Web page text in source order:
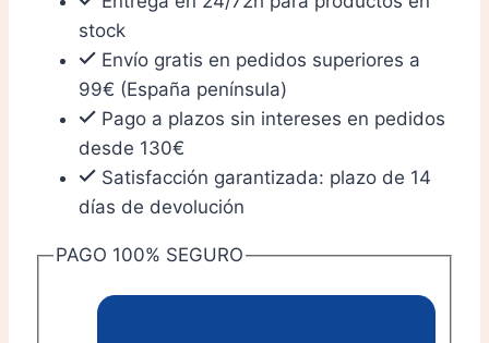
stock
Envío gratis en pedidos superiores a
99€ (España península)
Pago a plazos sin intereses en pedidos
desde 130€
Satisfacción garantizada: plazo de 14
días de devolución
PAGO 100% SEGURO